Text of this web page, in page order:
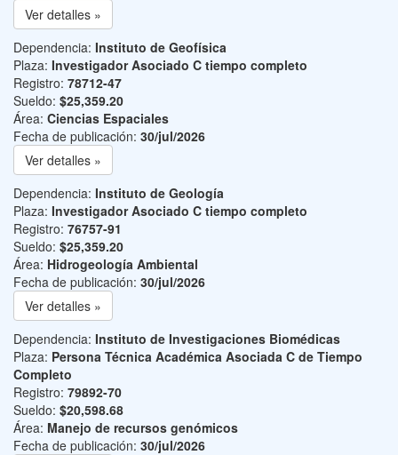
Ver detalles »
Dependencia: Instituto de Geofísica
Plaza: Investigador Asociado C tiempo completo
Registro: 78712-47
Sueldo: $25,359.20
Área: Ciencias Espaciales
Fecha de publicación: 30/jul/2026
Ver detalles »
Dependencia: Instituto de Geología
Plaza: Investigador Asociado C tiempo completo
Registro: 76757-91
Sueldo: $25,359.20
Área: Hidrogeología Ambiental
Fecha de publicación: 30/jul/2026
Ver detalles »
Dependencia: Instituto de Investigaciones Biomédicas
Plaza: Persona Técnica Académica Asociada C de Tiempo
Completo
Registro: 79892-70
Sueldo: $20,598.68
Área: Manejo de recursos genómicos
Fecha de publicación: 30/jul/2026